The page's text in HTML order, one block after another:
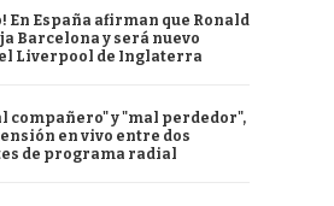
En España afirman que Ronald
Barcelona y será nuevo
Liverpool de Inglaterra
compañero" y "mal perdedor",
en vivo entre dos
de programa radial